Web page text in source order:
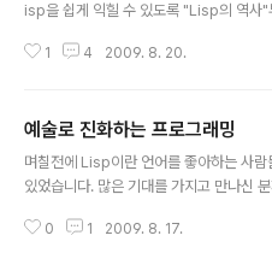
isp을 쉽게 익힐 수 있도록 "Lisp의 역사"
시(John McCarthy) 박사님입니다. 이분
으로 간략하게 정리하겠습니다. 존 매카
hy)는 1927년 9월 4일 보스톤에서 태어
을 수상한 미국의 컴퓨터 과학자이자 인
때 캘리포니아 공과대학에서 사용하는 교
1 4 2009. 8. 20.
예술로 진화하는 프로그래밍
며칠전에 Lisp이란 언어를 좋아하는 사람
있었습니다. 많은 기대를 가지고 만나신
각할 수 있는 좋은 이야기들이었습니다. 그
0 1 2009. 8. 17.